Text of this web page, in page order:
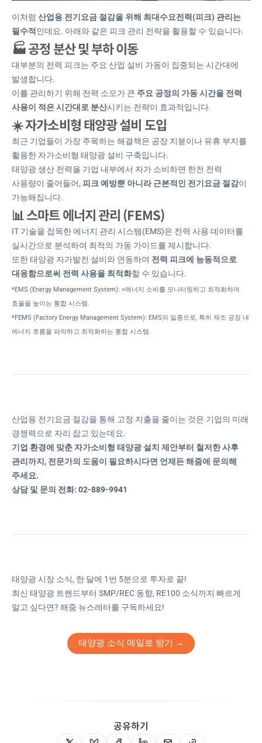
이처럼 산업용 전기요금 절감을 위해 최대수요전력(피크) 관리는
필수적 인데요. 아래와 같은 피크 관리 전략을 활용할 수 있습니다.
🏭 공정 분산 및 부하 이동
대부분의 전력 피크는 주요 산업 설비 가동이 집중되는 시간대에
발생합니다.
이를 관리하기 위해 전력 소모가 큰 주요 공정의 가동 시간을 전력
사용이 적은 시간대로 분산시키는 전략이 효과적입니다.
☀️ 자가소비형 태양광 설비 도입
최근 기업들이 가장 주목하는 해결책은 공장 지붕이나 유휴 부지를
활용한 자가소비형 태양광 설비 구축입니다.
태양광 생산 전력을 기업 내부에서 자가 소비하면 한전 전력
사용량이 줄어들어, 피크 예방뿐 아니라 근본적인 전기요금 절감이
가능해집니다.
📊 스마트 에너지 관리 (FEMS)
IT 기술을 접목한 에너지 관리 시스템(EMS)은 전력 사용 데이터를
실시간으로 분석하여 최적의 가동 가이드를 제시합니다.
또한 태양광 자가발전 설비와 연동하여 전력 피크에 능동적으로
대응함으로써 전력 사용을 최적화할 수 있습니다.
*EMS (Energy Management System): =에너지 소비를 모니터링하고 최적화하여
효율을 높이는 통합 시스템.
*FEMS (Factory Energy Management System): EMS의 일종으로, 특히 제조 공장 내
에너지 흐름을 파악하고 최적화하는 통합 시스템.
산업용 전기요금 절감을 통해 고정 지출을 줄이는 것은 기업의 미래
경쟁력으로 자리 잡고 있는데요.
기업 환경에 맞춘 자가소비형 태양광 설치 제안부터 철저한 사후
관리까지, 전문가의 도움이 필요하시다면 언제든 해줌에 문의해
주세요.
상담 및 문의 전화: 02-889-9941
태양광 시장 소식, 한 달에 1번 5분으로 투자로 끝!
최신 태양광 트렌드부터 SMP/REC 동향, RE100 소식까지 빠르게
알고 싶다면? 해줌 뉴스레터를 구독하세요!
태양광 소식 메일로 받기 →
공유하기